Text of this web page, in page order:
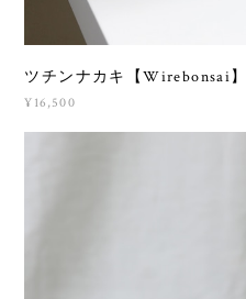
ツチンナカキ【Wirebonsai
¥16,500